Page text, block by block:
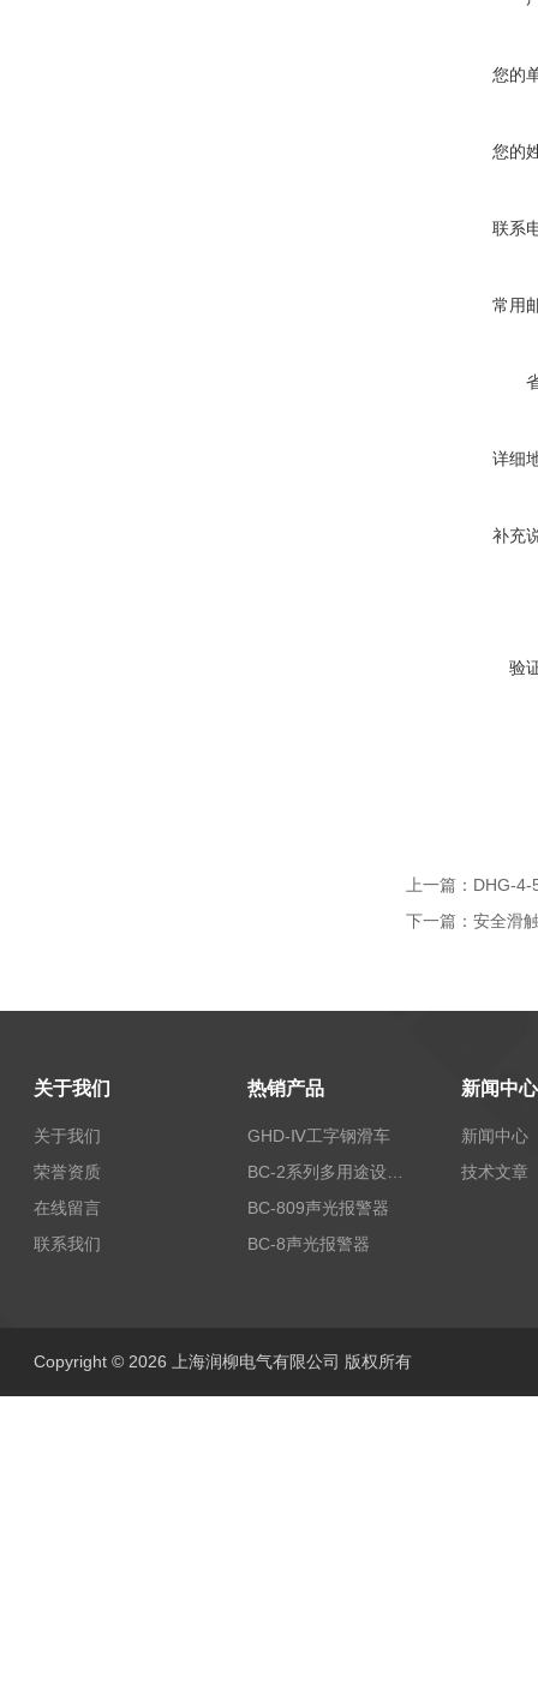
您的
您的
联系
常用
详细
补充
验
上一篇： DHG-4-
下一篇： 安全滑
关于我们
关于我们
荣誉资质
在线留言
联系我们
热销产品
GHD-Ⅳ工字钢滑车
BC-809声光报警器
BC-8声光报警器
新闻中心
新闻中心
技术文章
Copyright © 2026 上海润柳电气有限公司 版权所有